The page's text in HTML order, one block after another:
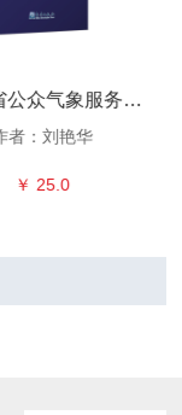
黑龙江省公众气象服务指导手册
者：刘艳华
￥ 25.0